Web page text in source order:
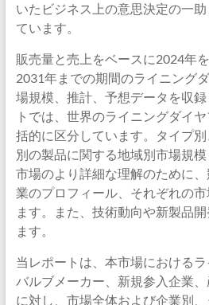
いたビジネス上の意思決定の一
ています。
販売量と売上をベースに2024年
2031年までの期間のライニング
場規模、推計、予想データを収
トでは、世界のライニングダイ
括的に区分しています。タイプ
別の製品に関する地域別市場規模
市場のより詳細な理解のために
業のプロフィール、それぞれの
ます。また、技術動向や新製品
ます。
当レポートは、本市場における
バルブメーカー、新規参入企業
に対し、市場全体および企業別